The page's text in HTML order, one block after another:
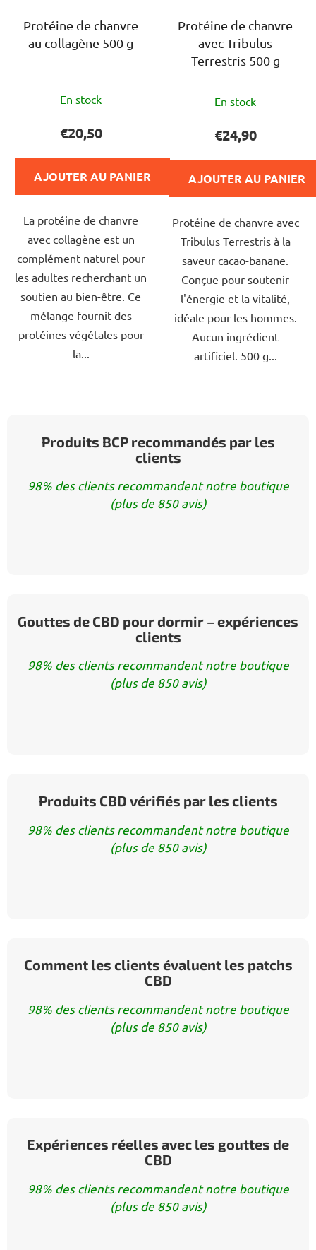
Protéine de chanvre
au collagène 500 g
En stock
€20,50
AJOUTER AU PANIER
La protéine de chanvre
avec collagène est un
complément naturel pour
les adultes recherchant un
soutien au bien-être. Ce
mélange fournit des
protéines végétales pour
la...
Protéine de chanvre
avec Tribulus
Terrestris 500 g
moyenne
du
produit
de
sur
5
étoiles.
En stock
€24,90
AJOUTER AU PANIER
Protéine de chanvre avec
Tribulus Terrestris à la
saveur cacao-banane.
Conçue pour soutenir
l'énergie et la vitalité,
idéale pour les hommes.
Aucun ingrédient
artificiel. 500 g...
Produits BCP recommandés par les
clients
98% des clients recommandent notre boutique
(plus de 850 avis)
Gouttes de CBD pour dormir – expériences
clients
98% des clients recommandent notre boutique
(plus de 850 avis)
Produits CBD vérifiés par les clients
98% des clients recommandent notre boutique
(plus de 850 avis)
Comment les clients évaluent les patchs
CBD
98% des clients recommandent notre boutique
(plus de 850 avis)
Expériences réelles avec les gouttes de
CBD
98% des clients recommandent notre boutique
(plus de 850 avis)